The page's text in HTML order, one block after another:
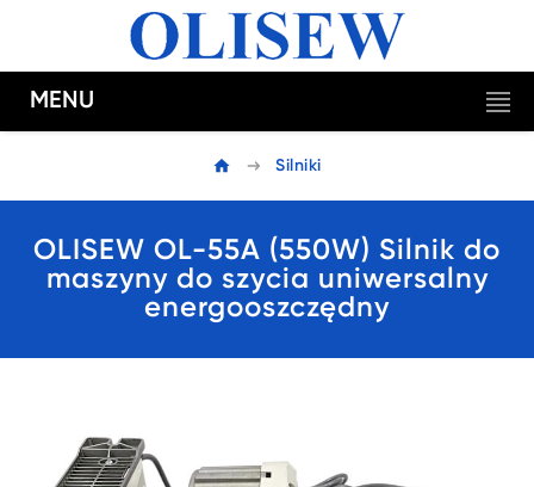
MENU
Silniki
OLISEW OL-55A (550W) Silnik do
maszyny do szycia uniwersalny
energooszczędny